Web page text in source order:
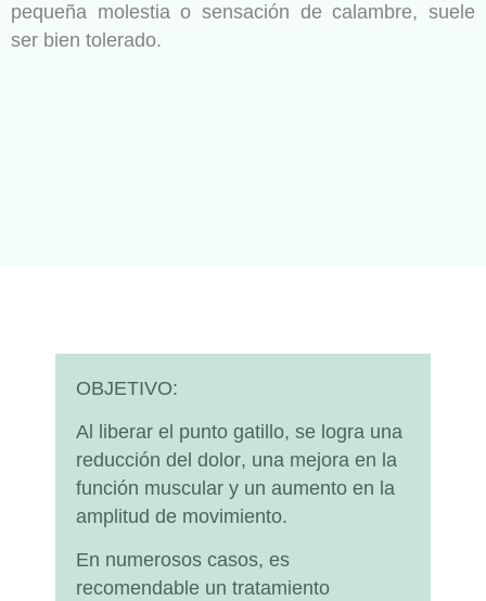
pequeña molestia o sensación de calambre, suele
ser bien tolerado.
OBJETIVO:
Al liberar el punto gatillo, se logra una
reducción del dolor, una mejora en la
función muscular y un aumento en la
amplitud de movimiento.
En numerosos casos, es
recomendable un tratamiento